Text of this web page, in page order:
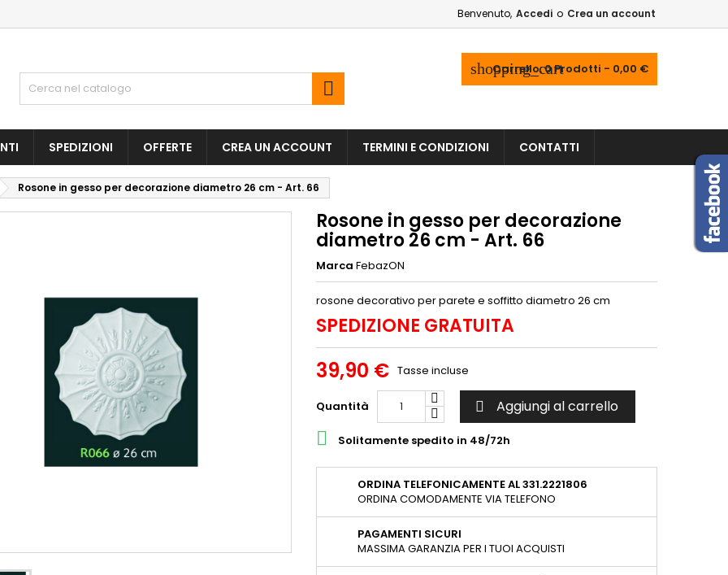
Benvenuto, Accedi o Crea un account
shopping_cart
Carrello:0Prodotti - 0,00 €

SPEDIZIONI OFFERTE CREA UN ACCOUNT TERMINI E CONDIZIONI CONTATTI
Rosone in gesso per decorazione diametro 26 cm - Art. 66
Rosone in gesso per decorazione
diametro 26 cm - Art. 66
Marca FebazON
rosone decorativo per parete e soffitto diametro 26 cm
SPEDIZIONE GRATUITA
39,90 € Tasse incluse
Quantità  Aggiungi al carrello
 Solitamente spedito in 48/72h
ORDINA TELEFONICAMENTE AL 331.2221806
ORDINA COMODAMENTE VIA TELEFONO
PAGAMENTI SICURI
MASSIMA GARANZIA PER I TUOI ACQUISTI